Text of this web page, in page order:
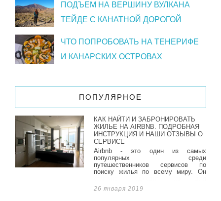
ПОДЪЕМ НА ВЕРШИНУ ВУЛКАНА
ТЕЙДЕ С КАНАТНОЙ ДОРОГОЙ
ЧТО ПОПРОБОВАТЬ НА ТЕНЕРИФЕ
И КАНАРСКИХ ОСТРОВАХ
ПОПУЛЯРНОЕ
КАК НАЙТИ И ЗАБРОНИРОВАТЬ
ЖИЛЬЕ НА AIRBNB. ПОДРОБНАЯ
ИНСТРУКЦИЯ И НАШИ ОТЗЫВЫ О
СЕРВИСЕ
Airbnb - это один из самых
популярных среди
путешественников сервисов по
поиску жилья по всему миру. Он
длительных поездок, так и для
коротких. Мы арендовали жилье на
26 января 2019